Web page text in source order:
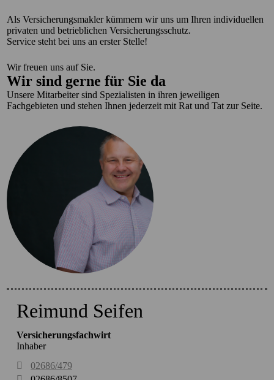
Als Versicherungsmakler kümmern wir uns um Ihren individuellen
privaten und betrieblichen Versicherungsschutz.
Service steht bei uns an erster Stelle!
Wir freuen uns auf Sie.
Wir sind gerne für Sie da
Unsere Mitarbeiter sind Spezialisten in ihren jeweiligen
Fachgebieten und stehen Ihnen jederzeit mit Rat und Tat zur Seite.
Reimund Seifen
Versicherungsfachwirt
Inhaber
02686/479